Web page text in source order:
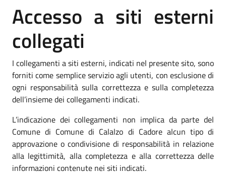
Accesso a siti esterni
collegati
I collegamenti a siti esterni, indicati nel presente sito, sono
forniti come semplice servizio agli utenti, con esclusione di
ogni responsabilità sulla correttezza e sulla completezza
dell’insieme dei collegamenti indicati.
L’indicazione dei collegamenti non implica da parte del
Comune di Comune di Calalzo di Cadore alcun tipo di
approvazione o condivisione di responsabilità in relazione
alla legittimità, alla completezza e alla correttezza delle
informazioni contenute nei siti indicati.